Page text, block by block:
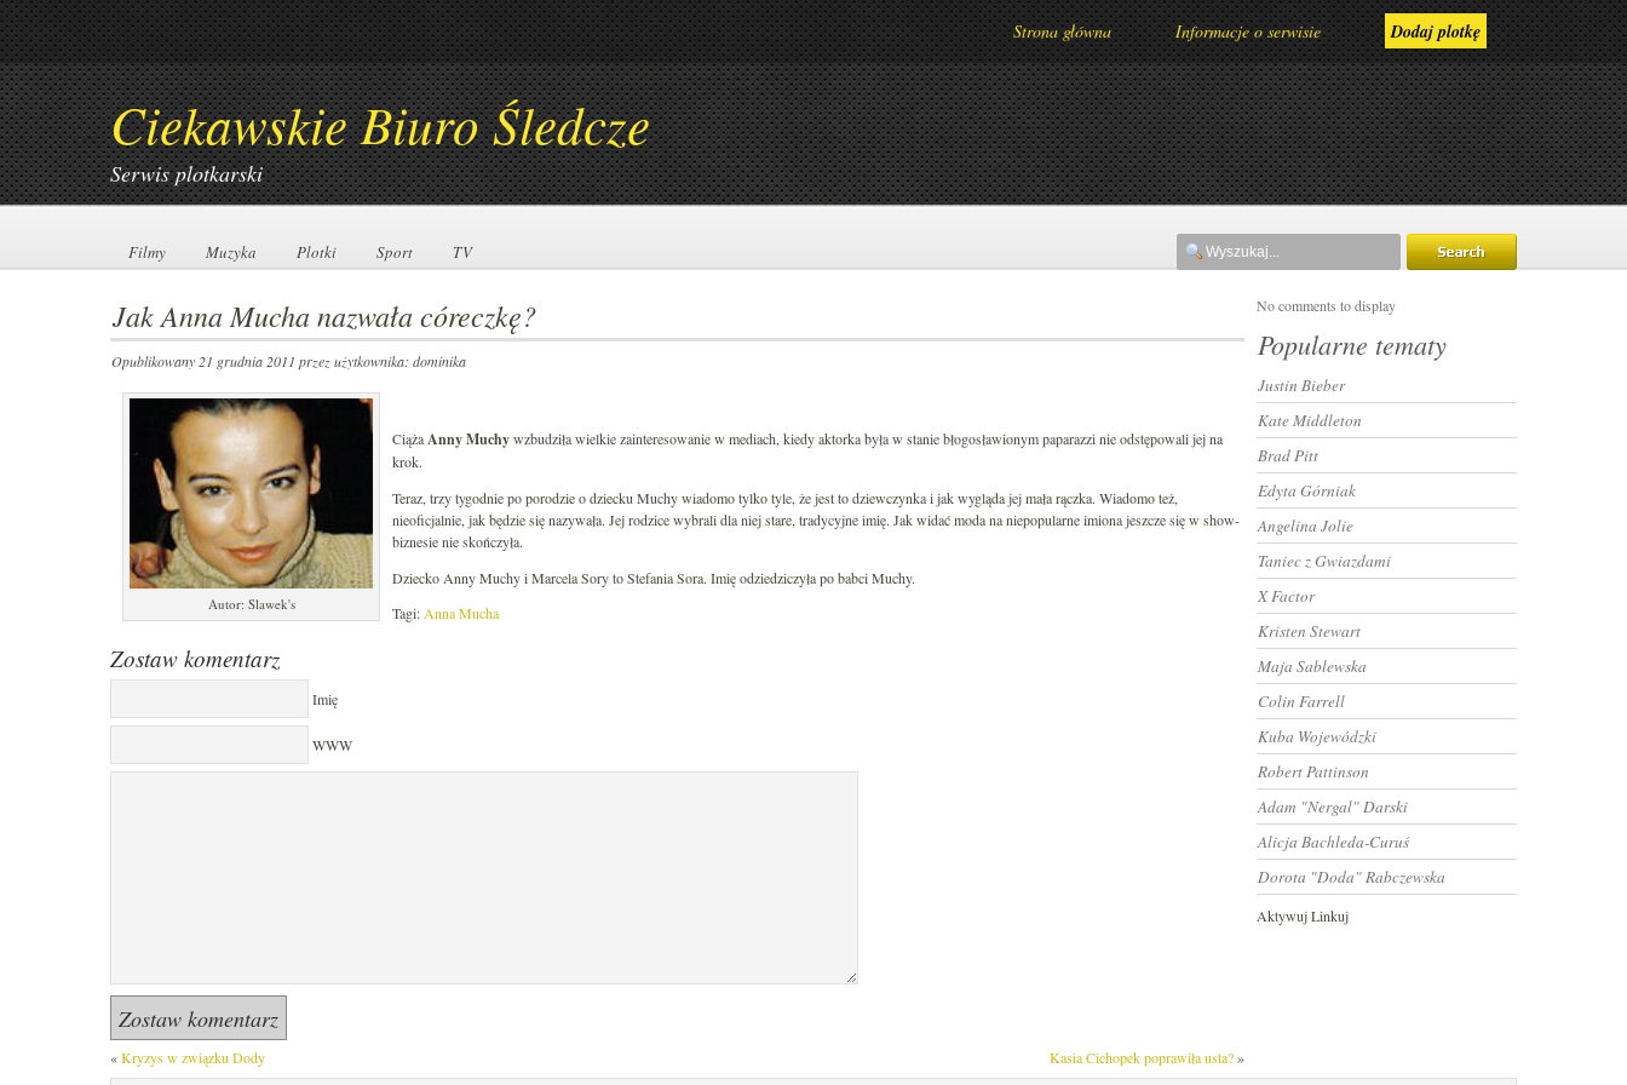
Strona główna Informacje o serwisie Dodaj plotkę
Ciekawskie Biuro Śledcze
Serwis plotkarski
Filmy
Filmy Muzyka
Muzyka Plotki
Plotki Sport
Sport TV
TV
Jak Anna Mucha nazwała córeczkę?
Opublikowany 21 grudnia 2011 przez użytkownika: dominika
Autor: Slawek's
CiążaAnny Muchywzbudziła wielkie zainteresowanie w mediach, kiedy aktorka była w stanie błogosławionym paparazzi nie odstępowali jej na
krok.
Teraz, trzy tygodnie po porodzie o dziecku Muchy wiadomo tylko tyle, że jest to dziewczynka i jak wygląda jej mała rączka. Wiadomo też,
nieoficjalnie, jak będzie się nazywała. Jej rodzice wybrali dla niej stare, tradycyjne imię. Jak widać moda na niepopularne imiona jeszcze się w show-
biznesie nie skończyła.
Dziecko Anny Muchy i Marcela Sory to Stefania Sora. Imię odziedziczyła po babci Muchy.
Tagi: Anna Mucha
Zostaw komentarz
Imię
WWW
«Kryzys w związku Dody Kasia Cichopek poprawiła usta?»
No comments to display
Popularne tematy
Justin Bieber
Kate Middleton
Brad Pitt
Edyta Górniak
Angelina Jolie
Taniec z Gwiazdami
X Factor
Kristen Stewart
Maja Sablewska
Colin Farrell
Kuba Wojewódzki
Robert Pattinson
Adam "Nergal" Darski
Alicja Bachleda-Curuś
Dorota "Doda" Rabczewska
Aktywuj Linkuj